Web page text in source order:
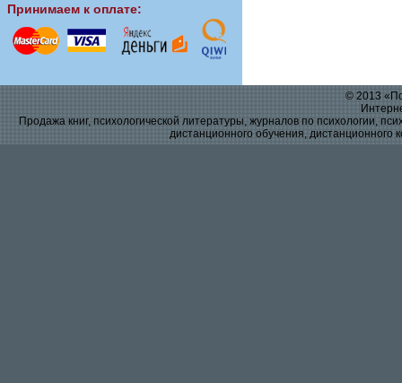
Принимаем к оплате:
© 2013
Продажа книг, психологической литературы, журналов по психологии,
дистанционного обучения, дистанционного